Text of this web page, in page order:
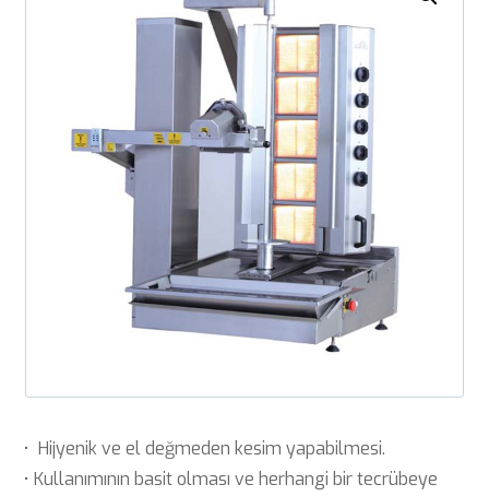
• Hijyenik ve el değmeden kesim yapabilmesi.
• Kullanımının basit olması ve herhangi bir tecrübeye